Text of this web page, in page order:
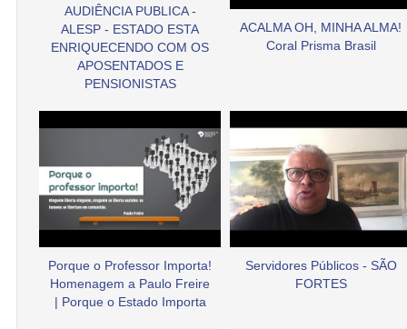
AUDIÊNCIA PUBLICA -
ALESP - ESTADO ESTA
ENRIQUECENDO COM OS
APOSENTADOS E
PENSIONISTAS
ACALMA OH, MINHA ALMA!
Coral Prisma Brasil
Porque o Professor Importa!
Homenagem a Paulo Freire
| Porque o Estado Importa
Servidores Públicos - SÃO
FORTES